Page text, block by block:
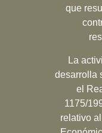
que
La
desarrolla
el
1175/
relativo